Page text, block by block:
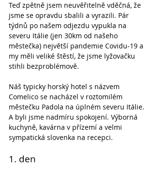
Teď zpětně jsem neuvěřitelně vděčná, že
jsme se opravdu sbalili a vyrazili. Pár
týdnů po našem odjezdu vypukla na
severu Itálie (jen 30km od našeho
městečka) největší pandemie Covidu-19 a
my měli veliké štěstí, že jsme lyžovačku
stihli bezproblémově.
Náš typicky horský hotel s názvem
Comelico se nacházel v roztomilém
městečku Padola na úplném severu Itálie.
A byli jsme nadmíru spokojení. Výborná
kuchyně, kavárna v přízemí a velmi
sympatická slovenka na recepci.
1. den